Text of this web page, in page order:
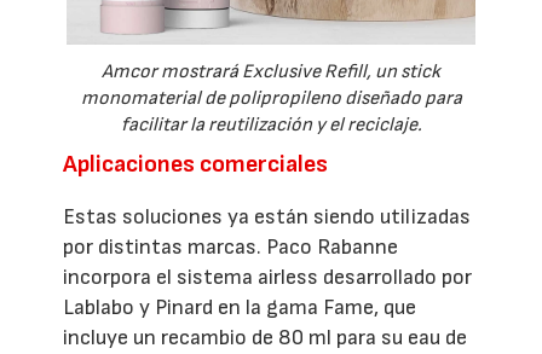
Amcor mostrará Exclusive Refill, un stick
monomaterial de polipropileno diseñado para
facilitar la reutilización y el reciclaje.
Aplicaciones comerciales
Estas soluciones ya están siendo utilizadas
por distintas marcas. Paco Rabanne
incorpora el sistema airless desarrollado por
Lablabo y Pinard en la gama Fame, que
incluye un recambio de 80 ml para su eau de